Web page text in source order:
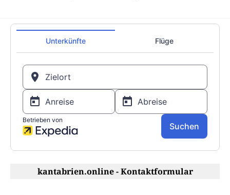
kantabrien.online - Kontaktformular